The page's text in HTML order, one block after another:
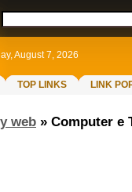
August 7, 2026
TOP LINKS
LINK
web » Computer e